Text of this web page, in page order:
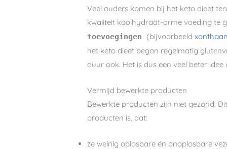
Veel ouders komen bij het keto dieet
kwaliteit koolhydraat-arme voeding te
toevoegingen (bijvoorbeeld
het keto dieet begon regelmatig
duur ook. Het is dus een veel beter
Vermijd bewerkte producten
Bewerkte producten zijn niet gezond.
producten is, dat:
ze weinig oplosbare én onoplosbare